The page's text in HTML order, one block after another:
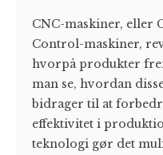
CNC-maskiner, eller
Control-maskiner,
hvorpå produkter
man se, hvordan
bidrager til at
effektivitet i
teknologi gør det